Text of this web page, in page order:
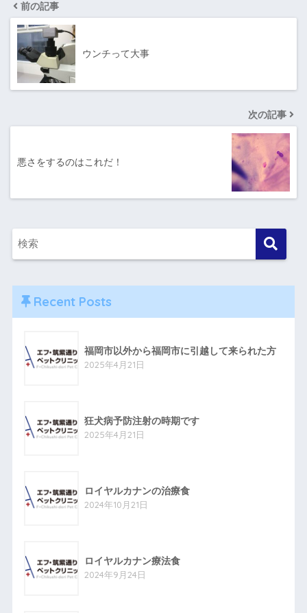
前の記事
ウンチって大事
次の記事
悪さをするのはこれだ！
Recent Posts
福岡市以外から福岡市に引越して来られた方
2025年4月21日
狂犬病予防注射の時期です
2025年4月21日
ロイヤルカナンの治療食
2024年10月21日
ロイヤルカナン療法食
2024年9月24日